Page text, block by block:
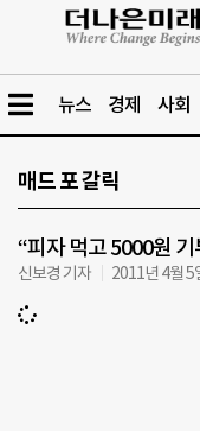
뉴스 경제 사회
매드 포 갈릭
“피자 먹고 5000원
신보경 기자 2011년 4월 5